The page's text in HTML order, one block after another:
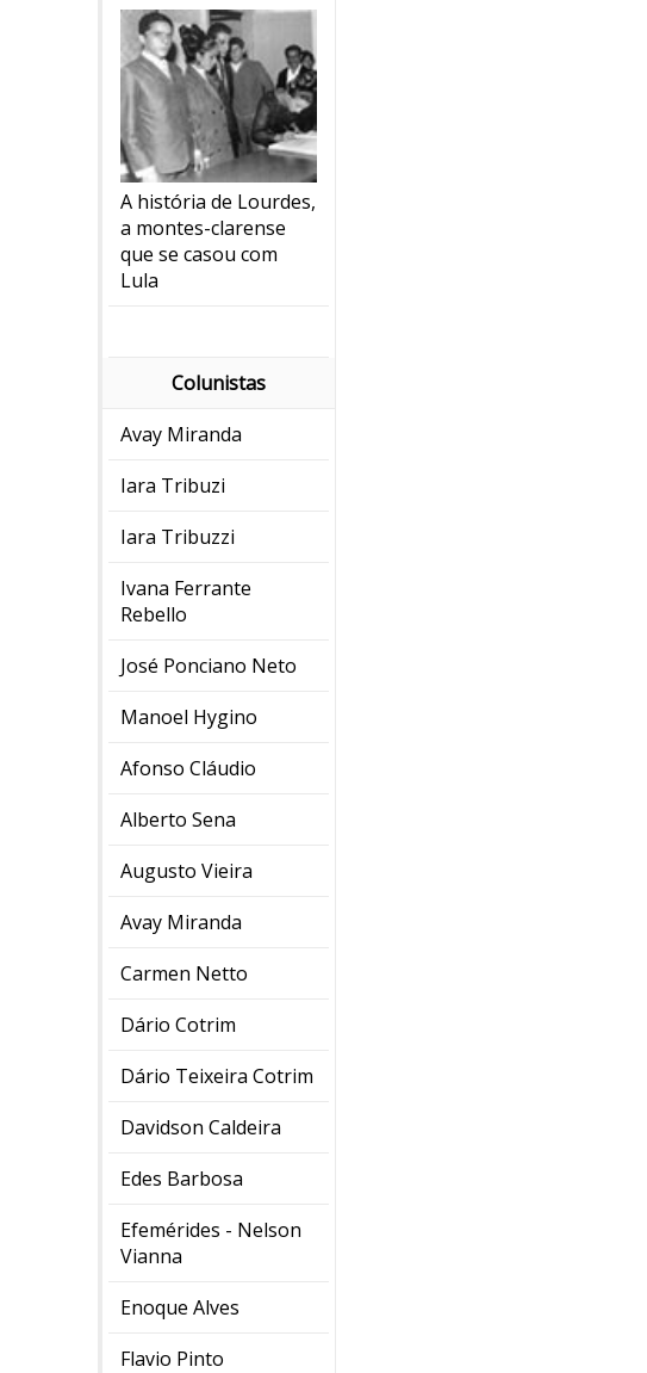
A história de Lourdes,
a montes-clarense
que se casou com
Lula
Colunistas
Avay Miranda
Iara Tribuzi
Iara Tribuzzi
Ivana Ferrante
Rebello
José Ponciano Neto
Manoel Hygino
Afonso Cláudio
Alberto Sena
Augusto Vieira
Avay Miranda
Carmen Netto
Dário Cotrim
Dário Teixeira Cotrim
Davidson Caldeira
Edes Barbosa
Efemérides - Nelson
Vianna
Enoque Alves
Flavio Pinto